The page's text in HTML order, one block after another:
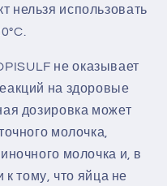
нельзя использовать
не оказывает
на здоровые
дозировка может
молочка,
молочка и, в
к тому, что яйца не